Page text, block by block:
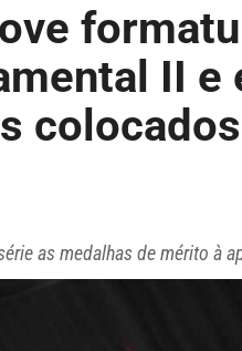
II e
as medalhas de mérito à